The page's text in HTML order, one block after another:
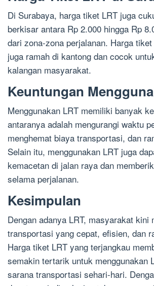
Di Surabaya, harga tiket LRT juga
berkisar antara Rp 2.000 hingga Rp
dari zona-zona perjalanan. Harga
juga ramah di kantong dan cocok
kalangan masyarakat.
Keuntungan
Menggunakan LRT memiliki banyak
antaranya adalah mengurangi waktu
menghemat biaya transportasi, dan
Selain itu, menggunakan LRT juga
kemacetan di jalan raya dan
selama perjalanan.
Kesimpulan
Dengan adanya LRT, masyarakat
transportasi yang cepat, efisien, dan
Harga tiket LRT yang terjangkau
semakin tertarik untuk menggunakan
sarana transportasi sehari-hari.